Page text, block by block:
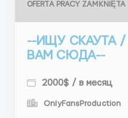
OFERTA PRACY ZAMKNIĘTA
--ИЩУ СКАУТА
ВАМ СЮДА--
2000$ / в месяц
OnlyFansProduction